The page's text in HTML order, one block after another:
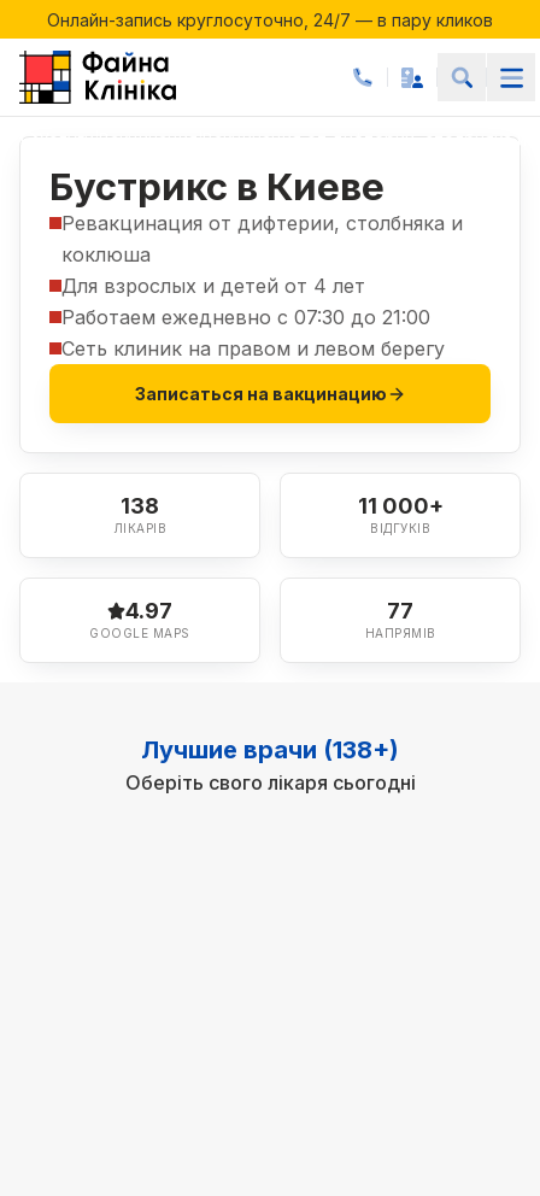
Онлайн-запись круглосуточно, 24/7 — в пару кликов
Онлайн-запись круглосуточно, 24/7 — в пару кликов
Услуги|Вакцинация|Вакцинация от дифтерии, столбняка и
Бустрикс в Киеве
Ревакцинация от дифтерии, столбняка и
коклюша
Для взрослых и детей от 4 лет
Работаем ежедневно с 07:30 до 21:00
Сеть клиник на правом и левом берегу
Записаться на вакцинацию
138
ЛІКАРІВ
11 000+
ВІДГУКІВ
4.97
GOOGLE MAPS
77
НАПРЯМІВ
Лучшие врачи (138+)
Оберіть свого лікаря сьогодні